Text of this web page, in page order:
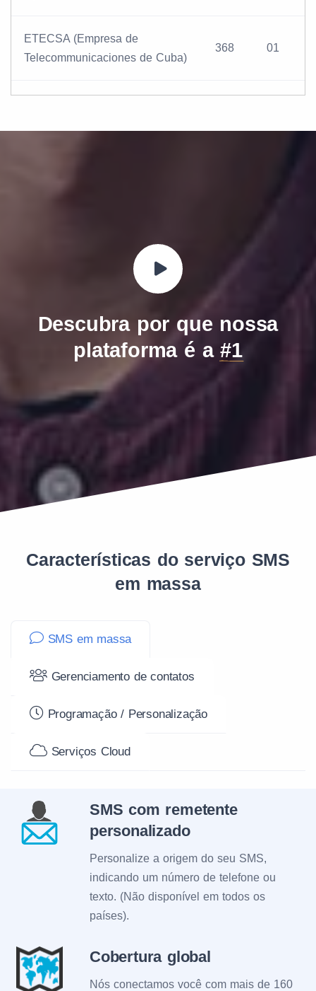
ETECSA (Empresa de
Telecommunicaciones de Cuba)
368 01
Descubra por que nossa
plataforma é a#1
Características do serviço SMS
em massa
SMS em massa
Gerenciamento de contatos
Programação / Personalização
Serviços Cloud
SMS com remetente
personalizado
Personalize a origem do seu SMS,
indicando um número de telefone ou
texto. (Não disponível em todos os
países).
Cobertura global
Nós conectamos você com mais de 160